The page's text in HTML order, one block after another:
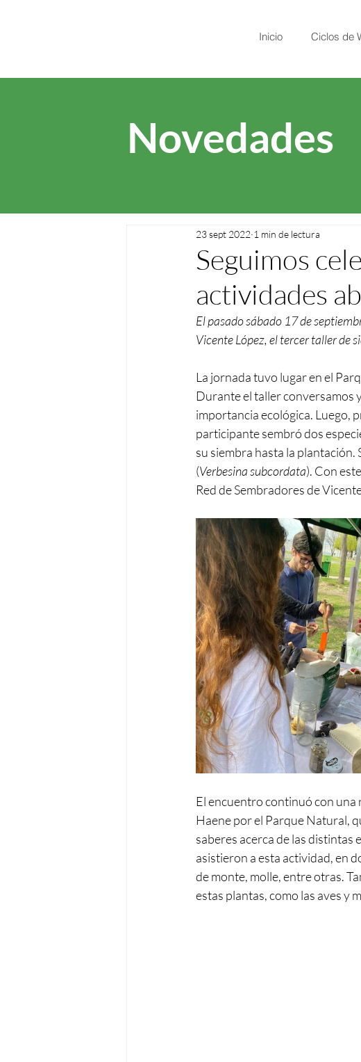
Inicio Ciclos de
Seguimos
actividades
23 sept 2022 1 min de lectura
El pasado sábado 17 de
Vicente López, el tercer taller de
La jornada tuvo lugar en el
Durante el taller conversamos
importancia ecológica. Luego,
participante sembró dos
su siembra hasta la plantación.
(Verbesina subcordata). Con
Red de Sembradores de
El encuentro continuó con una
Haene por el Parque Natural,
saberes acerca de las distintas
asistieron a esta actividad, en
de monte, molle, entre otras.
estas plantas, como las aves y
Novedades